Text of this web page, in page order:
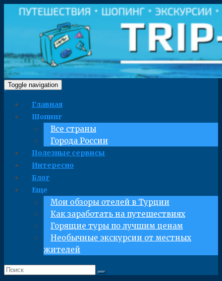
Toggle navigation
Главная
Шопинг
Все страны
Города России
Полезные сервисы
Интересно
Блог
Еще
Мои обзоры отелей в Турции
Как заработать на путешествиях
Горящие туры по лучшим ценам
Необычные экскурсии от местных
жителей